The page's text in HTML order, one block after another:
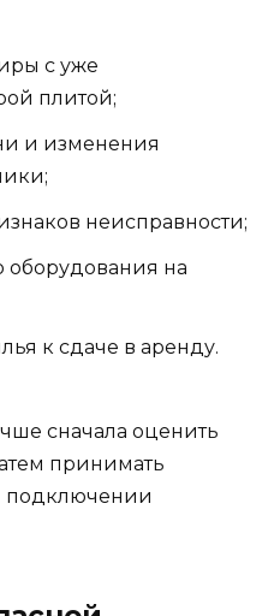
с уже
плитой;
и изменения
неисправности;
оборудования на
к сдаче в аренду.
сначала оценить
принимать
подключении